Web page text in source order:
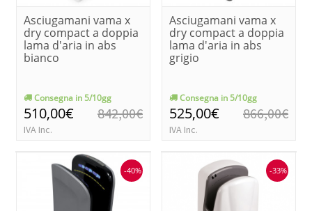
Asciugamani vama x
dry compact a doppia
lama d'aria in abs
bianco
Consegna in 5/10gg
510,00€
IVA Inc.
842,00€
Asciugamani vama x
dry compact a doppia
lama d'aria in abs
grigio
Consegna in 5/10gg
525,00€
IVA Inc.
866,00€
-40% -33%